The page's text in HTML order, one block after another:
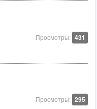
Просмотры: 431
Просмотры: 295